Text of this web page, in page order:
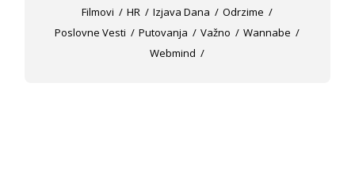
Filmovi
HR Izjava Dana
Odrzime
Poslovne Vesti
Putovanja Važno
Wannabe
Webmind